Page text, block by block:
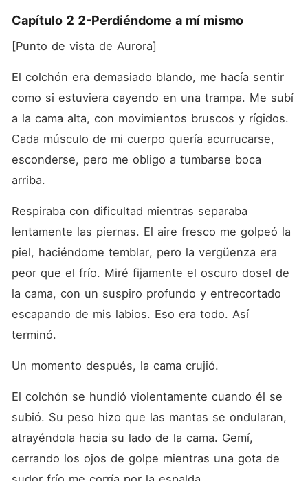
Capítulo 2 2-Perdiéndome a mí mismo
[Punto de vista de Aurora]
El colchón era demasiado blando, me hacía sentir
como si estuviera cayendo en una trampa. Me subí
a la cama alta, con movimientos bruscos y rígidos.
Cada músculo de mi cuerpo quería acurrucarse,
esconderse, pero me obligo a tumbarse boca
arriba.
Respiraba con dificultad mientras separaba
lentamente las piernas. El aire fresco me golpeó la
piel, haciéndome temblar, pero la vergüenza era
peor que el frío. Miré fijamente el oscuro dosel de
la cama, con un suspiro profundo y entrecortado
escapando de mis labios. Eso era todo. Así
terminó.
Un momento después, la cama crujió.
El colchón se hundió violentamente cuando él se
subió. Su peso hizo que las mantas se ondularan,
atrayéndola hacia su lado de la cama. Gemí,
cerrando los ojos de golpe mientras una gota de